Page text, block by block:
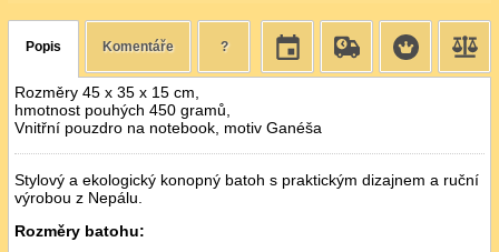
Popis Komentáře ?
Rozměry 45 x 35 x 15 cm,
hmotnost pouhých 450 gramů,
Vnitřní pouzdro na notebook, motiv Ganéša
Stylový a ekologický konopný batoh s praktickým dizajnem a ruční
výrobou z Nepálu.
Rozměry batohu: